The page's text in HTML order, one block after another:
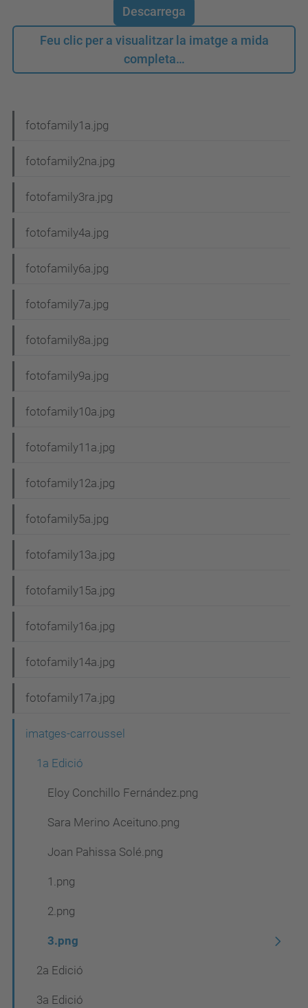
Descarrega
Feu clic per a visualitzar la imatge a mida
completa…
a
v
g
a
i
ó
fotofamily1a.jpg
fotofamily2na.jpg
fotofamily3ra.jpg
fotofamily4a.jpg
fotofamily6a.jpg
fotofamily7a.jpg
fotofamily8a.jpg
fotofamily9a.jpg
fotofamily10a.jpg
fotofamily11a.jpg
fotofamily12a.jpg
fotofamily5a.jpg
fotofamily13a.jpg
fotofamily15a.jpg
fotofamily16a.jpg
fotofamily14a.jpg
fotofamily17a.jpg
imatges-carroussel
1a Edició
Eloy Conchillo Fernández.png
Sara Merino Aceituno.png
Joan Pahissa Solé.png
1.png
2.png
3.png
2a Edició
3a Edició